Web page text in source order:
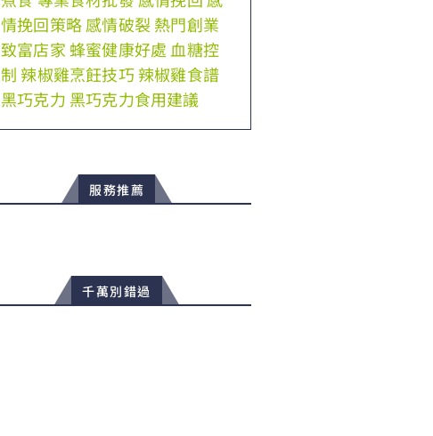
情挽回策略感情破裂 熱門創業
致富店家 蜂蜜健康好處 血糖控
制 辣椒雞烹飪技巧辣椒雞食譜
黑巧克力 黑巧克力食用建議
服務推薦
千萬別錯過